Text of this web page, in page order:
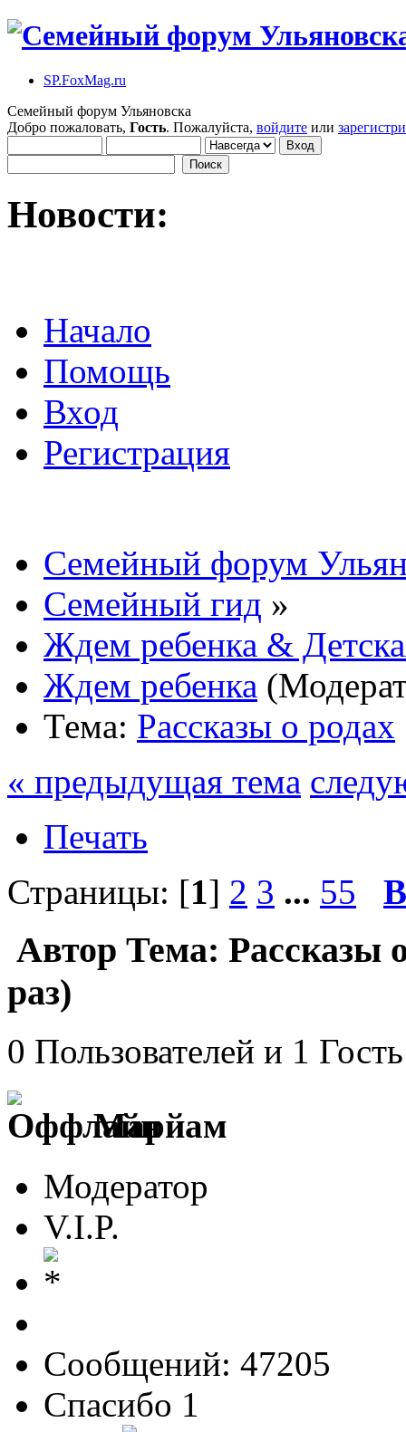
SP.FoxMag.ru
Семейный форум Ульяновска
Добро пожаловать, Гость. Пожалуйста, войдите или
Новости:
Начало
Помощь
Вход
Регистрация
Семейный форум
Семейный гид »
Ждем ребенка &
Ждем ребенка
Тема: Рассказы о родах
« предыдущая тема
Печать
Страницы: [1] 2 3 ... 55
Автор Тема: Рассказы
раз)
0 Пользователей и 1
Марйам
Модератор
V.I.P.
Сообщений: 47205
Спасибо 1